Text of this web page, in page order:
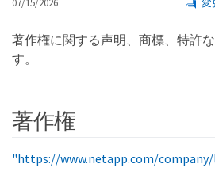
07/15/2026 変
著作権に関する声明、商標、特許
す。
著作権
"https://www.netapp.com/